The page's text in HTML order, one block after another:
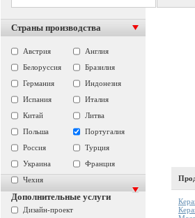
Страны производства
Австрия
Англия
Белоруссия
Бразилия
Германия
Индонезия
Испания
Италия
Китай
Литва
Польша
Португалия
Россия
Турция
Украина
Франция
Чехия
Дополнительные услуги
Дизайн-проект